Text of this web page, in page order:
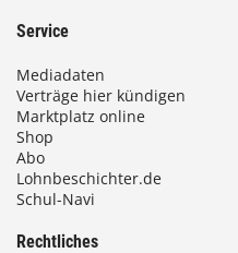
Service
Mediadaten
Verträge hier kündigen
Marktplatz online
Shop
Abo
Lohnbeschichter.de
Schul-Navi
Rechtliches